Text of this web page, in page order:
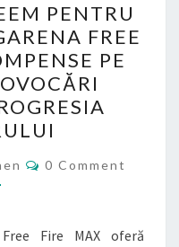
PENTRU
FREE
PE
Comments
0 Comment
Fire MAX oferă